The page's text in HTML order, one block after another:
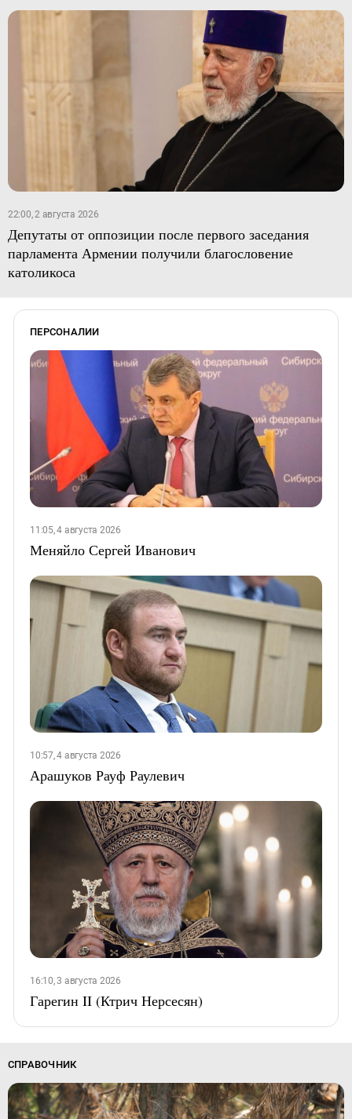
22:00, 2 августа 2026
Депутаты от оппозиции после первого заседания
парламента Армении получили благословение
католикоса
ПЕРСОНАЛИИ
11:05, 4 августа 2026
Меняйло Сергей Иванович
10:57, 4 августа 2026
Арашуков Рауф Раулевич
16:10, 3 августа 2026
Гарегин II (Ктрич Нерсесян)
СПРАВОЧНИК